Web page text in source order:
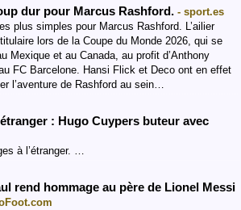
dur pour Marcus Rashford. - sport.es
plus simples pour Marcus Rashford. L’ailier
lors de la Coupe du Monde 2026, qui se
Mexique et au Canada, au profit d’Anthony
FC Barcelone. Hansi Flick et Deco ont en effet
l’aventure de Rashford au sein…
: Hugo Cuypers buteur avec
à l’étranger. …
rend hommage au père de Lionel Messi